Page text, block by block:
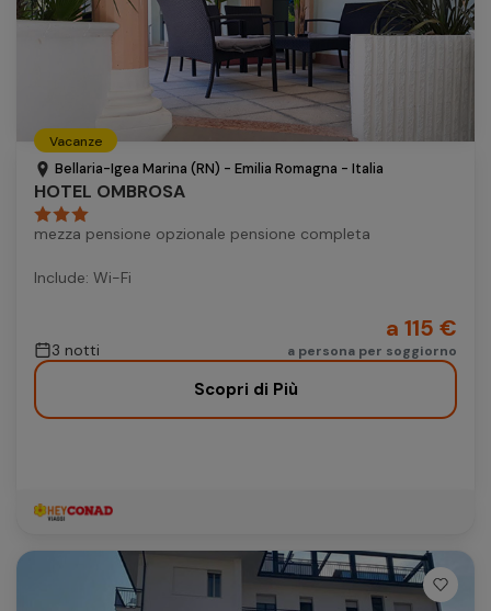
Vacanze
Bellaria-Igea Marina (RN) - Emilia Romagna - Italia
HOTEL OMBROSA
mezza pensione opzionale pensione completa
Include: Wi-Fi
3 notti
a 115 €
a persona per soggiorno
Scopri di Più